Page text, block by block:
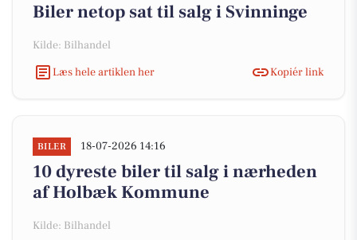
Biler netop sat til salg i Svinninge
Kilde: Bilhandel
Læs hele artiklen her
Kopiér link
BILER 18-07-2026 14:16
10 dyreste biler til salg i nærheden
af Holbæk Kommune
Kilde: Bilhandel